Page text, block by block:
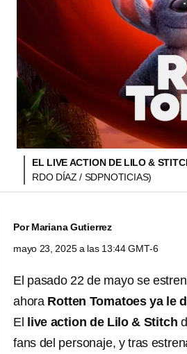
EL LIVE ACTION DE LILO &
RDO DÍAZ / SDPNOTICIAS)
PorMariana Gutierrez
mayo 23, 2025 a las 13:44 GMT-6
El pasado 22 de mayo se
ahora Rotten Tomatoes ya le
El
live action de Lilo & Stitch
fans del personaje, y tras